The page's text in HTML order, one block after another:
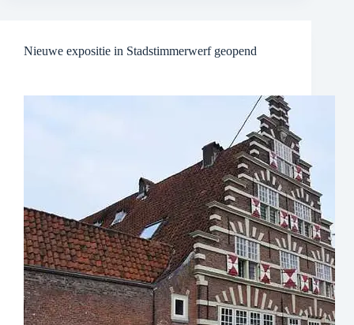
Nieuwe expositie in Stadstimmerwerf geopend